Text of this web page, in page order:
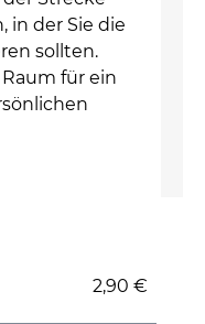
in der Sie die
sollten.
für ein
2,90 €